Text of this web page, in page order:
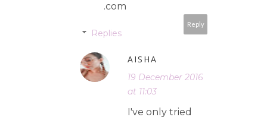
.com
Reply
Replies
AISHA
19 December 2016
at 11:03
I've only tried